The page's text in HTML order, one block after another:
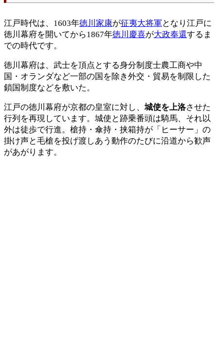
江戸時代は、1603年徳川家康が征夷大将軍となり江戸に
徳川幕府を開いてから1867年徳川慶喜が大政奉還するま
での時代です。
徳川幕府は、武士を頂点とする身分制度士農工商や中
国・オランダなど一部の国を除き外交・貿易を制限した
鎖国制度などを敷いた。
江戸の徳川幕府が京都の皇室に対し、 城使を上洛させた
行列を再現しています。城使と跡乗番頭は騎馬、それ以
外は徒歩で行進。槍持・傘持・挟箱持が「ヒーサー」の
掛け声と毛槍を投げ渡しあう動作のたびに沿道から歓声
があがります。